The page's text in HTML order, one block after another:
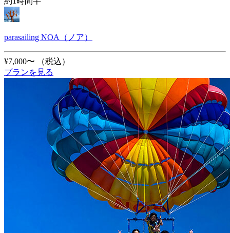
parasailing NOA（ノア）
¥7,000〜
（税込）
プランを見る